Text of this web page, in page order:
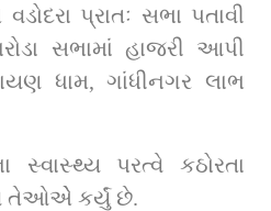
પ્રાતઃ સભા પતાવી
સભામાં હાજરી આપી
ધામ, ગાંધીનગર લાભ
સ્વાસ્થ્ય પરત્વે કઠોરતા
તેઓએે કર્યું છે.